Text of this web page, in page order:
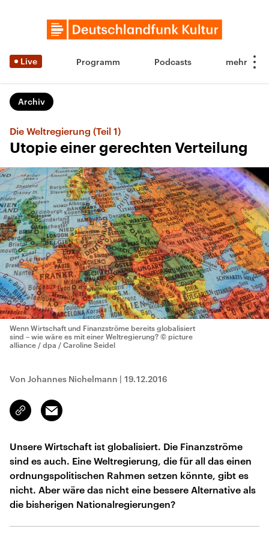
Live Programm Podcasts
Archiv
Die Weltregierung (Teil 1)
Utopie einer gerechten Verteilung
Wenn Wirtschaft und Finanzströme bereits globalisiert
sind – wie wäre es mit einer Weltregierung? © picture
alliance / dpa / Caroline Seidel
Von Johannes Nichelmann | 19.12.2016
Link
kopieren/teilen
Email
Unsere Wirtschaft ist globalisiert. Die Finanzströme
sind es auch. Eine Weltregierung, die für all das einen
ordnungspolitischen Rahmen setzen könnte, gibt es
nicht. Aber wäre das nicht eine bessere Alternative als
die bisherigen Nationalregierungen?